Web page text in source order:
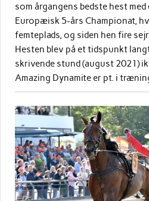
som årgangens bedste hest med
Europæisk 5-års Championat,
femteplads, og siden hen fire
Hesten blev på et tidspunkt
skrivende stund (august 2021)
Amazing Dynamite er pt. i